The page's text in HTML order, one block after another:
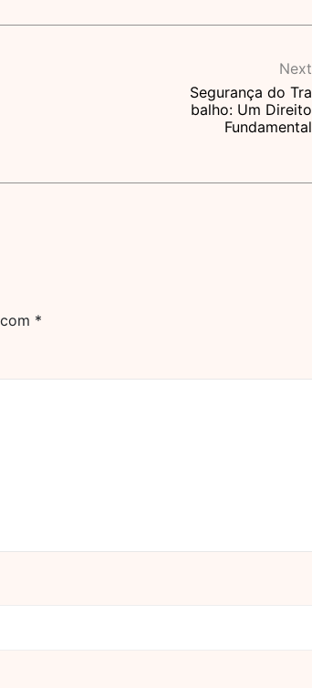
Next
Segurança do Tra
balho: Um Direito
Fundamental
*